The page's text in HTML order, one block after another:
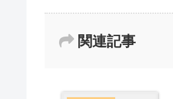
関連記事